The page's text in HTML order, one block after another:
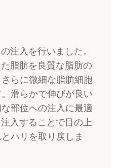
注入を行いました。
脂肪を良質な脂肪の
らに微細な脂肪細胞
滑らかで伸びが良い
部位への注入に最適
入することで目の上
ハリを取り戻しま